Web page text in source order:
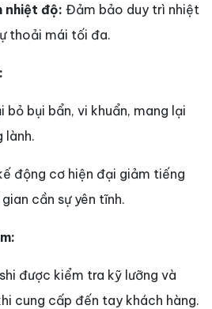
nhiệt độ: Đảm bảo duy trì nhiệt
thoải mái tối đa.
bỏ bụi bẩn, vi khuẩn, mang lại
lành.
động cơ hiện đại giảm tiếng
cần sự yên tĩnh.
được kiểm tra kỹ lưỡng và
cung cấp đến tay khách hàng.